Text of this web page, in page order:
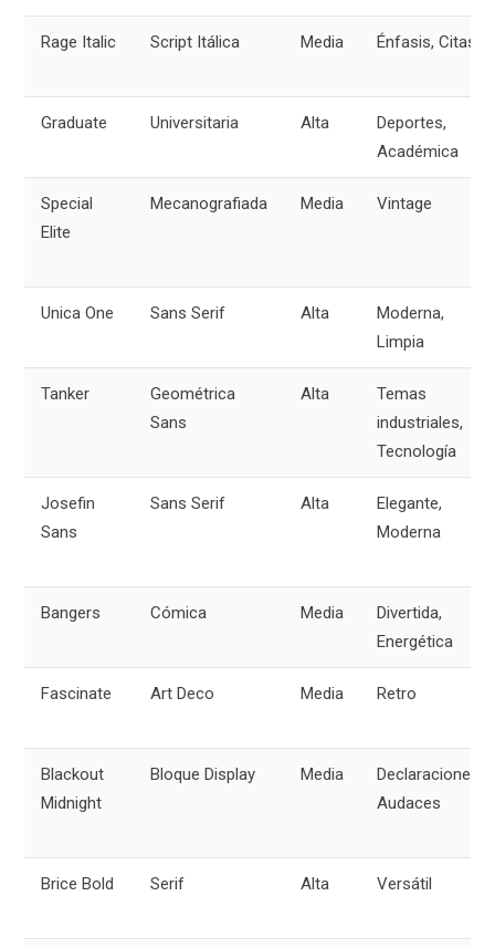
Rage Italic Script Itálica Media Énfasis, Citas
Graduate Universitaria Alta
Deportes,
Académica
Special
Elite
Mecanografiada Media Vintage
Unica One Sans Serif Alta
Moderna,
Limpia
Tanker
Geométrica
Sans
Alta
Temas
industriales,
Tecnología
Josefin
Sans
Sans Serif Alta
Elegante,
Moderna
Bangers Cómica Media
Divertida,
Energética
Fascinate Art Deco Media Retro
Blackout
Midnight
Bloque Display Media
Declaraciones
Audaces
Brice Bold Serif Alta Versátil